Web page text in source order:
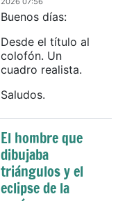
Buenos días:
Desde el título al
colofón. Un
cuadro realista.
Saludos.
El hombre que
dibujaba
triángulos y el
eclipse de la